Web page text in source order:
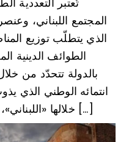
المجتمع اللبناني،
الذي يتطلّب توزيع
الطوائف الدينية
بالدولة تتحدّد من
انتمائه الوطني الذي
خلالها «اللبناني»، بأنه ابن طائفته قبل أن يكون […]